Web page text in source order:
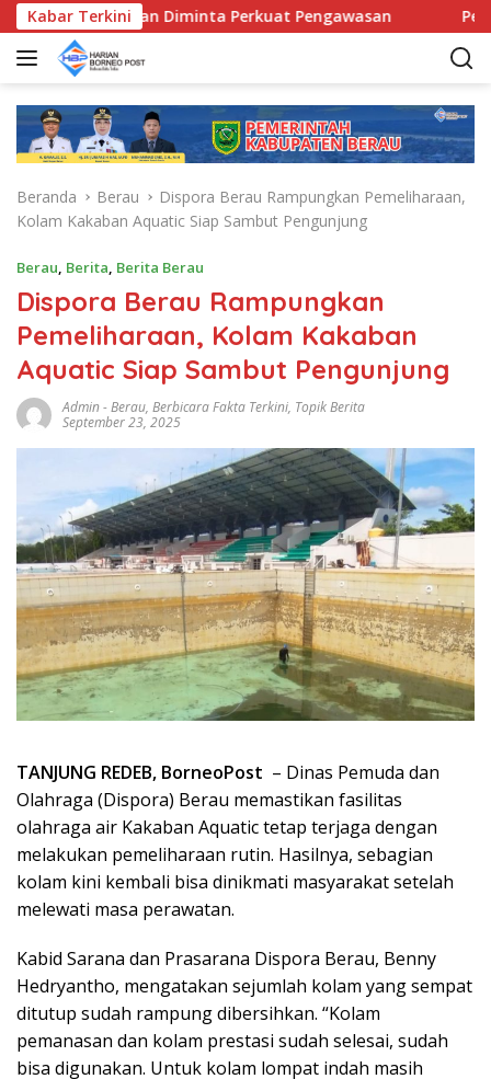
a
Kabar Terkini
Kecamatan Diminta Perkuat Pengawasan Pemkab
Beranda Berau
Dispora Berau Rampungkan Pemeliharaan,
Kolam Kakaban Aquatic Siap Sambut Pengunjung
Berau, Berita, Berita Berau
Dispora Berau Rampungkan
Pemeliharaan, Kolam Kakaban
Aquatic Siap Sambut Pengunjung
Admin-Berau, Berbicara Fakta Terkini, Topik Berita
September 23, 2025
TANJUNG REDEB, BorneoPost – Dinas Pemuda dan
Olahraga (Dispora) Berau memastikan fasilitas
olahraga air Kakaban Aquatic tetap terjaga dengan
melakukan pemeliharaan rutin. Hasilnya, sebagian
kolam kini kembali bisa dinikmati masyarakat setelah
melewati masa perawatan.
Kabid Sarana dan Prasarana Dispora Berau, Benny
Hedryantho, mengatakan sejumlah kolam yang sempat
ditutup sudah rampung dibersihkan. “Kolam
pemanasan dan kolam prestasi sudah selesai, sudah
bisa digunakan. Untuk kolam lompat indah masih